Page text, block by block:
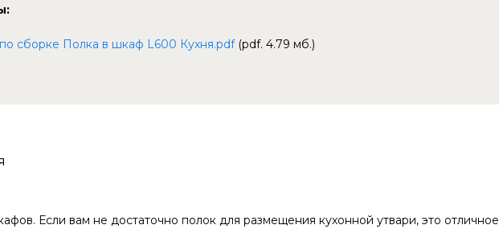
сборке Полка в шкаф L600 Кухня.pdf (pdf. 4.79 мб.)
Если вам не достаточно полок для размещения кухонной утвари, это отличное